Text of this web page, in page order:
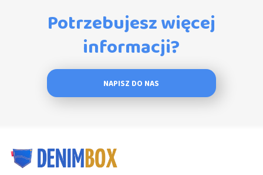
Potrzebujesz więcej
informacji?
NAPISZ DO NAS